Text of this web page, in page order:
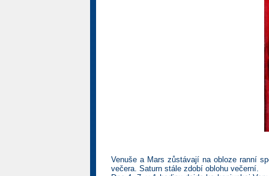
Venuše a Mars zůstávají na obloze ranní
večera. Saturn stále zdobí oblohu večerní.